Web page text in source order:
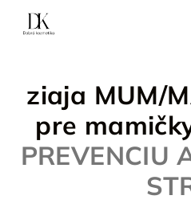
obsah
ziaja MUM/
pre
PREVENCIU